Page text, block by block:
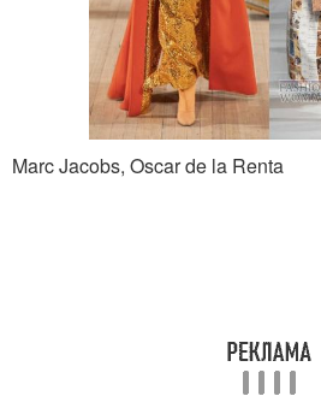
Marc Jacobs, Oscar de la Renta